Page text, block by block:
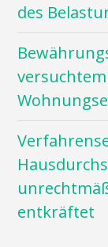
des
versuchtem
entkräftet